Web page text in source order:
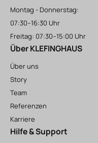
Montag - Donnerstag:
07:30–16:30 Uhr
Freitag: 07:30–15:00 Uhr
Über KLEFINGHAUS
Über uns
Story
Team
Referenzen
Karriere
Hilfe & Support